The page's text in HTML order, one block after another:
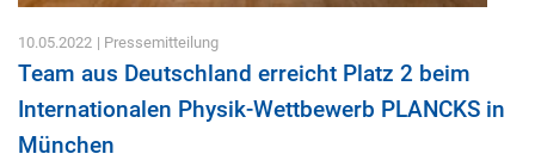
10.05.2022 | Pressemitteilung
Team aus Deutschland erreicht Platz 2 beim
Internationalen Physik-Wettbewerb PLANCKS in
München